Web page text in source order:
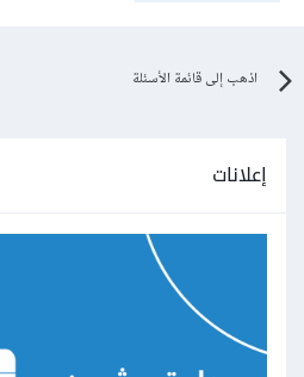
اذهب إلى قائمة الأسئلة
إعلانات